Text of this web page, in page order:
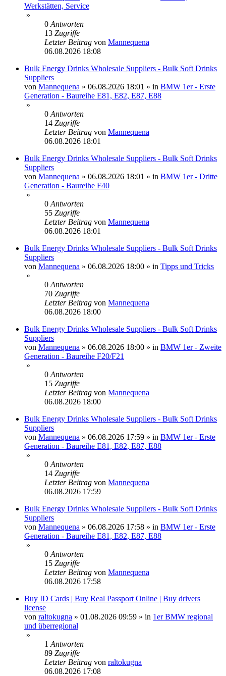
Werkstätten, Service
»
0 Antworten
13 Zugriffe
Letzter Beitrag von Mannequena
06.08.2026 18:08
Bulk Energy Drinks Wholesale Suppliers - Bulk Soft Drinks
Suppliers
von Mannequena » 06.08.2026 18:01 » in BMW 1er - Erste
Generation - Baureihe E81, E82, E87, E88
»
0 Antworten
14 Zugriffe
Letzter Beitrag von Mannequena
06.08.2026 18:01
Bulk Energy Drinks Wholesale Suppliers - Bulk Soft Drinks
Suppliers
von Mannequena » 06.08.2026 18:01 » in BMW 1er - Dritte
Generation - Baureihe F40
»
0 Antworten
55 Zugriffe
Letzter Beitrag von Mannequena
06.08.2026 18:01
Bulk Energy Drinks Wholesale Suppliers - Bulk Soft Drinks
Suppliers
von Mannequena » 06.08.2026 18:00 » in Tipps und Tricks
»
0 Antworten
70 Zugriffe
Letzter Beitrag von Mannequena
06.08.2026 18:00
Bulk Energy Drinks Wholesale Suppliers - Bulk Soft Drinks
Suppliers
von Mannequena » 06.08.2026 18:00 » in BMW 1er - Zweite
Generation - Baureihe F20/F21
»
0 Antworten
15 Zugriffe
Letzter Beitrag von Mannequena
06.08.2026 18:00
Bulk Energy Drinks Wholesale Suppliers - Bulk Soft Drinks
Suppliers
von Mannequena » 06.08.2026 17:59 » in BMW 1er - Erste
Generation - Baureihe E81, E82, E87, E88
»
0 Antworten
14 Zugriffe
Letzter Beitrag von Mannequena
06.08.2026 17:59
Bulk Energy Drinks Wholesale Suppliers - Bulk Soft Drinks
Suppliers
von Mannequena » 06.08.2026 17:58 » in BMW 1er - Erste
Generation - Baureihe E81, E82, E87, E88
»
0 Antworten
15 Zugriffe
Letzter Beitrag von Mannequena
06.08.2026 17:58
Buy ID Cards | Buy Real Passport Online | Buy drivers
license
von raltokugna » 01.08.2026 09:59 » in 1er BMW regional
und überregional
»
1 Antworten
89 Zugriffe
Letzter Beitrag von raltokugna
06.08.2026 17:08